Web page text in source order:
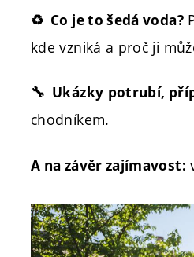
♻️ Co je to šedá voda?
kde vzniká a proč ji
🔧 Ukázky potrubí,
chodníkem.
A na závěr zajímavost: